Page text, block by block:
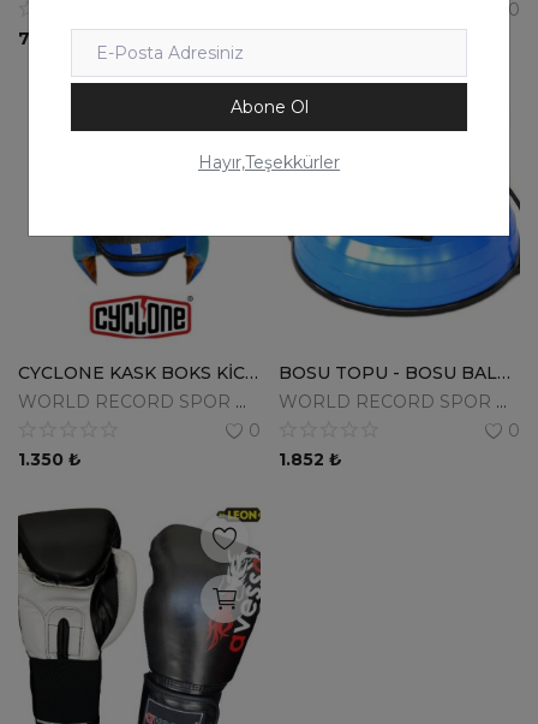
Abone Ol
Hayır,Teşekkürler
780
0
CYCLONE KASK BOKS KİCKBOKS MUAYTHAİ KORUMA KASKI FİGHTCLUB
WORLD RECORD SPOR MALZ.SAN.TİC.LTD.ŞTİ.
0
1.350 ₺
BOSU TOPU - BOSU BALL- BS616 - MAVİ + POMPA
WORLD RECORD SPOR MALZ.SAN.TİC.LTD.ŞTİ.
0
1.852 ₺